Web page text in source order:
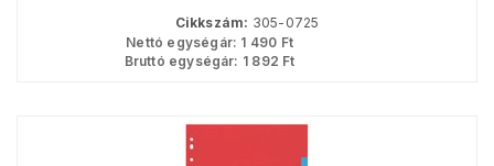
Cikkszám: 305-0725
Nettó egységár: 1 490 Ft
Bruttó egységár: 1 892 Ft